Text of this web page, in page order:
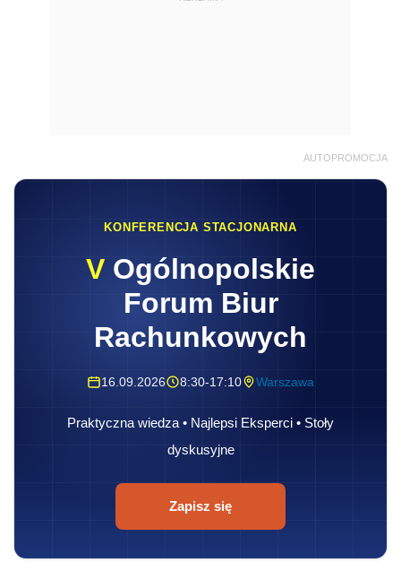
AUTOPROMOCJA
KONFERENCJA STACJONARNA
V Ogólnopolskie
Forum Biur
Rachunkowych
16.09.2026 8:30-17:10 Warszawa
Praktyczna wiedza • Najlepsi Eksperci • Stoły
dyskusyjne
Zapisz się